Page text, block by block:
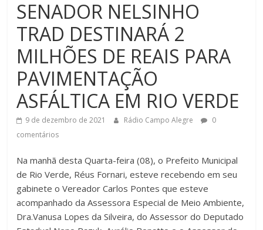
SENADOR NELSINHO
TRAD DESTINARÁ 2
MILHÕES DE REAIS PARA
PAVIMENTAÇÃO
ASFÁLTICA EM RIO VERDE
9 de dezembro de 2021 Rádio Campo Alegre
0
comentários
Na manhã desta Quarta-feira (08), o Prefeito Municipal
de Rio Verde, Réus Fornari, esteve recebendo em seu
gabinete o Vereador Carlos Pontes que esteve
acompanhado da Assessora Especial de Meio Ambiente,
Dra.Vanusa Lopes da Silveira, do Assessor do Deputado